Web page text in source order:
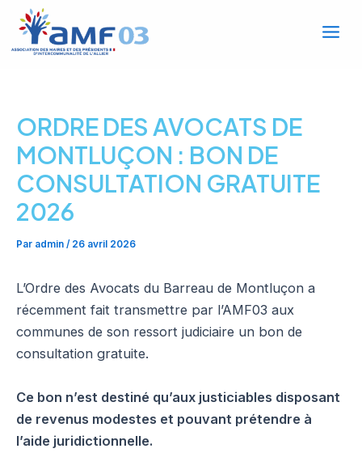
Aller
contenu
ORDRE DES AVOCATS DE
MONTLUÇON : BON DE
CONSULTATION GRATUITE
2026
Par admin / 26 avril 2026
L’Ordre des Avocats du Barreau de Montluçon a
récemment fait transmettre par l’AMF03 aux
communes de son ressort judiciaire un bon de
consultation gratuite.
Ce bon n’est destiné qu’aux justiciables disposant
de revenus modestes et pouvant prétendre à
l’aide juridictionnelle.